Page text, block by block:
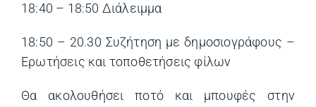
18:40 – 18:50 Διάλειμμα
18:50 – 20.30 Συζήτηση με δημοσιογράφους –
Ερωτήσεις και τοποθετήσεις φίλων
Θα ακολουθήσει ποτό και μπουφές στην